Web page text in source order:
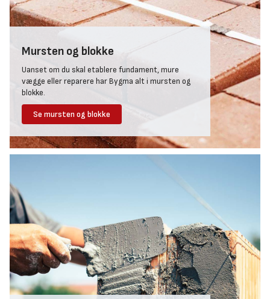
Mursten og blokke
Uanset om du skal etablere fundament, mure
vægge eller reparere har Bygma alt i mursten og
blokke.
Se mursten og blokke